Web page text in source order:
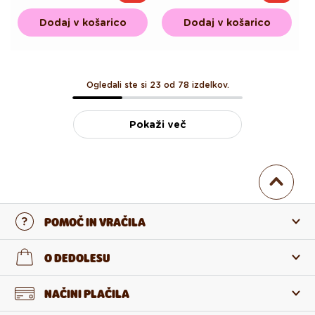
Dodaj v košarico Dodaj v košarico
Ogledali ste si 23 od 78 izdelkov.
Pokaži več
POMOČ IN VRAČILA
Stopi v stik z nami
Vračilo in reklamacija
O DEDOLESU
O nas NAČINI PLAČILA